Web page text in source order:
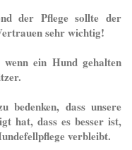
der Pflege sollte der
sehr wichtig!
ein Hund gehalten
dass unsere
hat, dass es besser ist,
verbleibt.